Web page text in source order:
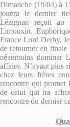
Dimanche (19/04) à
jouera le dernier
Lézignan reçoit
Limouxin.
France Lord Derby,
de retourner en
néanmoins dominer
affaire. N’ayant plus
chez leurs frères
rencontre qui promet
de celui qui ira
rencontre du dernier